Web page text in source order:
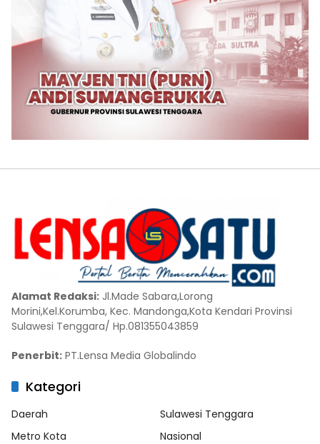
Alamat Redaksi: Jl.Made Sabara,Lorong
Morini,Kel.Korumba, Kec. Mandonga,Kota Kendari Provinsi
Sulawesi Tenggara/ Hp.081355043859
Penerbit: PT.Lensa Media Globalindo
Kategori
Daerah
Sulawesi Tenggara
Metro Kota
Nasional